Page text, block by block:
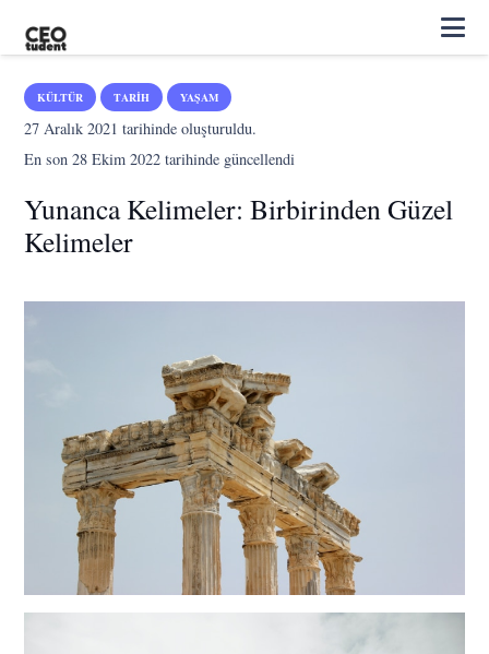
KÜLTÜR TARIH YAŞAM
27 Aralık 2021 tarihinde oluşturuldu.
En son28 Ekim 2022 tarihinde güncellendi
Yunanca Kelimeler: Birbirinden Güzel
Kelimeler